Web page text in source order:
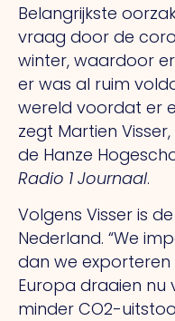
Belangrijkste
vraag door de
winter, waardoor
er was al ruim
wereld voordat er
zegt Martien
de Hanze
Radio 1 Journaal.
Volgens Visser is
Nederland. “We
dan we exporteren
Europa draaien nu
minder CO2-